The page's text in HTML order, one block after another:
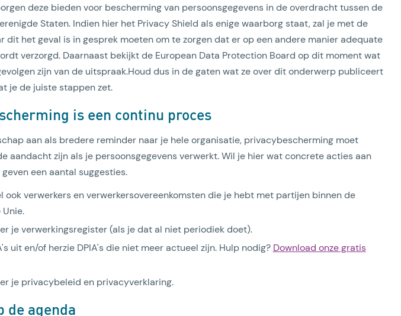
Lees artikel
deze bieden voor bescherming van persoonsgegevens in de overdracht tussen de
Staten. Indien hier het Privacy Shield als enige waarborg staat, zal je met de
dit het geval is in gesprek moeten om te zorgen dat er op een andere manier adequate
verzorgd. Daarnaast bekijkt de European Data Protection Board op dit moment wat
zijn van de uitspraak.Houd dus in de gaten wat ze over dit onderwerp publiceert
je de juiste stappen zet.
is een continu proces
aan als bredere reminder naar je hele organisatie, privacybescherming moet
aandacht zijn als je persoonsgegevens verwerkt. Wil je hier wat concrete acties aan
een aantal suggesties.
ook verwerkers en verwerkersovereenkomsten die je hebt met partijen binnen de
je verwerkingsregister (als je dat al niet periodiek doet).
uit en/of herzie DPIA's die niet meer actueel zijn. Hulp nodig? Download onze gratis
je privacybeleid en privacyverklaring.
de agenda